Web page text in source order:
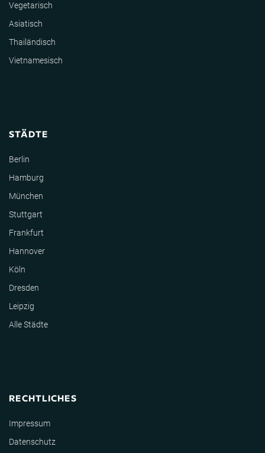
Vegetarisch
Asiatisch
Thailändisch
Vietnamesisch
STÄDTE
Berlin
Hamburg
München
Stuttgart
Frankfurt
Hannover
Köln
Dresden
Leipzig
Alle Städte
RECHTLICHES
Impressum
Datenschutz